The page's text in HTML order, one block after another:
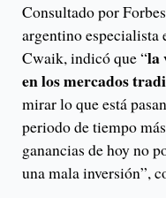
Consultado por
argentino especialista
Cwaik, indicó que “la
en los mercados
mirar lo que está
periodo de tiempo
ganancias de hoy no
una mala inversión”,